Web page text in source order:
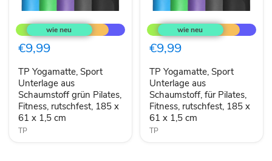
Yogamatte,
Sport
Unterlage
aus
grün
Pilates,
Fitness,
rutschfest,
185
x
61
€9,99
TP Yogamatte, Sport
Unterlage aus
Schaumstoff grün Pilates,
Fitness, rutschfest, 185 x
61 x 1,5 cm
TP
Yogamatte,
Sport
Unterlage
aus
für
Pilates,
Fitness,
rutschfest,
185
x
61
€9,99
TP Yogamatte, Sport
Unterlage aus
Schaumstoff, für Pilates,
Fitness, rutschfest, 185 x
61 x 1,5 cm
TP